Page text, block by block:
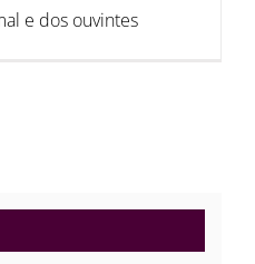
e dos ouvintes